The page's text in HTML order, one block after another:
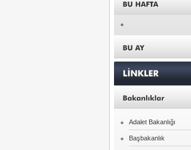
Adalet Bakanlığı
Başbakanlık